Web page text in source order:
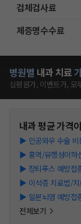
검체검사료
제증명수수료
병원별 내과 치료
심평원가, 이벤트가, 모
내과평균 가격
▶ 인공와우 수술
▶ 홍역/유행성이하
▶ 장티푸스 예방접
▶ 이석증 치료법/
▶ 일본뇌염 예방접
전체보기